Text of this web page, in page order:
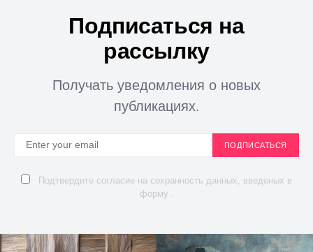
Подписаться на
рассылку
Получать уведомления о новых
публикациях.
ПОДПИСАТЬСЯ
Подтвердите согласие на сохранность данных, введеных в
форму .